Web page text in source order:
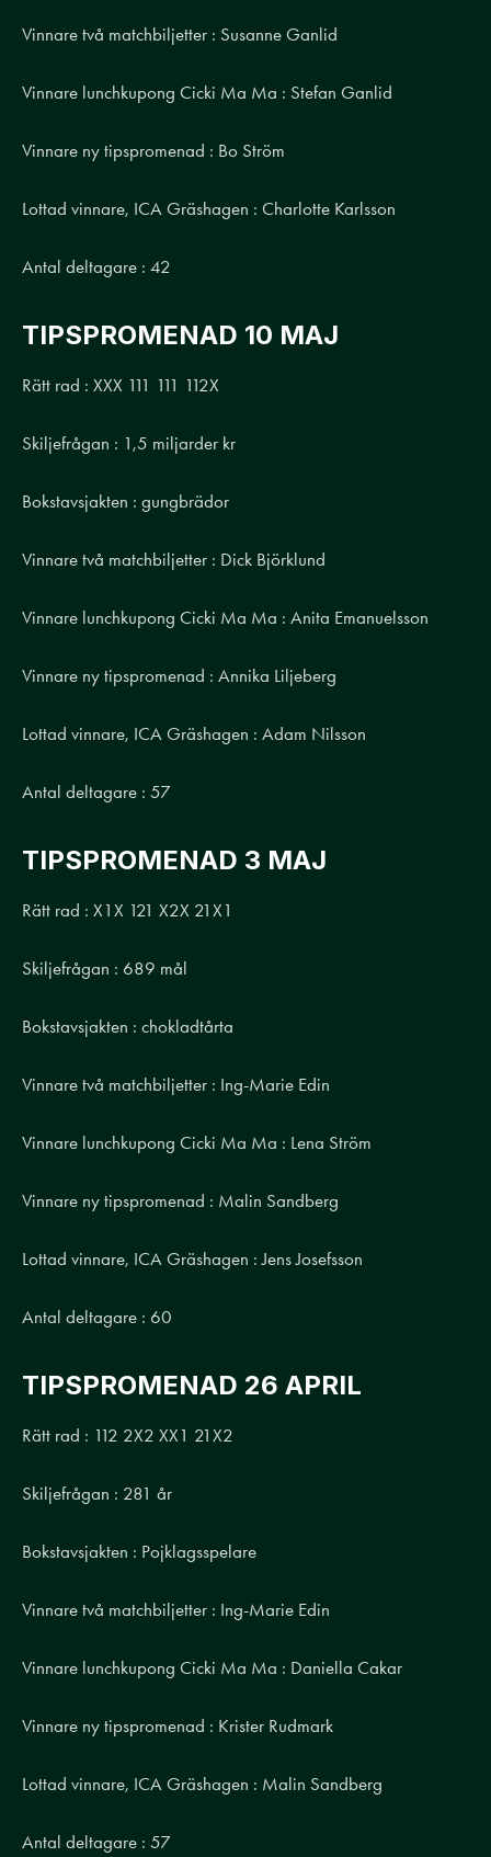
Vinnare två matchbiljetter : Susanne Ganlid
Vinnare lunchkupong Cicki Ma Ma : Stefan Ganlid
Vinnare ny tipspromenad : Bo Ström
Lottad vinnare, ICA Gräshagen : Charlotte Karlsson
Antal deltagare : 42
TIPSPROMENAD 10 MAJ
Rätt rad : XXX 111 111 112X
Skiljefrågan : 1,5 miljarder kr
Bokstavsjakten : gungbrädor
Vinnare två matchbiljetter : Dick Björklund
Vinnare lunchkupong Cicki Ma Ma : Anita Emanuelsson
Vinnare ny tipspromenad : Annika Liljeberg
Lottad vinnare, ICA Gräshagen : Adam Nilsson
Antal deltagare : 57
TIPSPROMENAD 3 MAJ
Rätt rad : X1X 121 X2X 21X1
Skiljefrågan : 689 mål
Bokstavsjakten : chokladtårta
Vinnare två matchbiljetter : Ing-Marie Edin
Vinnare lunchkupong Cicki Ma Ma : Lena Ström
Vinnare ny tipspromenad : Malin Sandberg
Lottad vinnare, ICA Gräshagen : Jens Josefsson
Antal deltagare : 60
TIPSPROMENAD 26 APRIL
Rätt rad : 112 2X2 XX1 21X2
Skiljefrågan : 281 år
Bokstavsjakten : Pojklagsspelare
Vinnare två matchbiljetter : Ing-Marie Edin
Vinnare lunchkupong Cicki Ma Ma : Daniella Cakar
Vinnare ny tipspromenad : Krister Rudmark
Lottad vinnare, ICA Gräshagen : Malin Sandberg
Antal deltagare : 57